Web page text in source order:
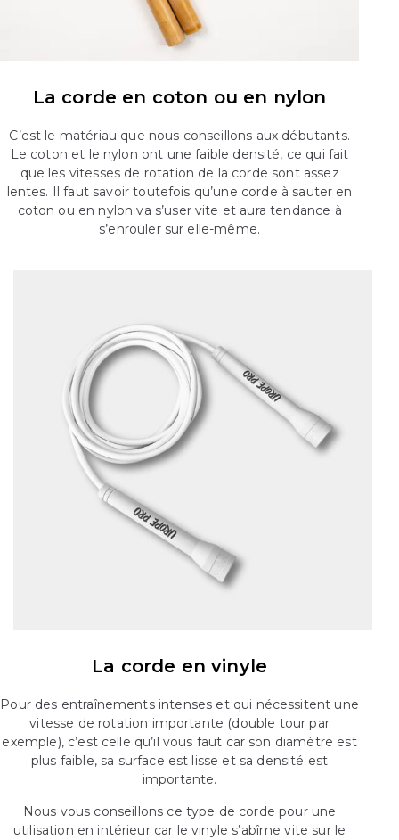
La corde en coton ou en nylon
C’est le matériau que nous conseillons aux débutants.
Le coton et le nylon ont une faible densité, ce qui fait
que les vitesses de rotation de la corde sont assez
lentes. Il faut savoir toutefois qu’une corde à sauter en
coton ou en nylon va s’user vite et aura tendance à
s’enrouler sur elle-même.
La corde en vinyle
Pour des entraînements intenses et qui nécessitent une
vitesse de rotation importante (double tour par
exemple), c’est celle qu’il vous faut car son diamètre est
plus faible, sa surface est lisse et sa densité est
importante.
Nous vous conseillons ce type de corde pour une
utilisation en intérieur car le vinyle s’abîme vite sur le